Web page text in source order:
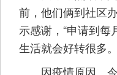
前，他们俩到社区
示感谢，“申请到
生活就会好转很多
因疫情原因，今